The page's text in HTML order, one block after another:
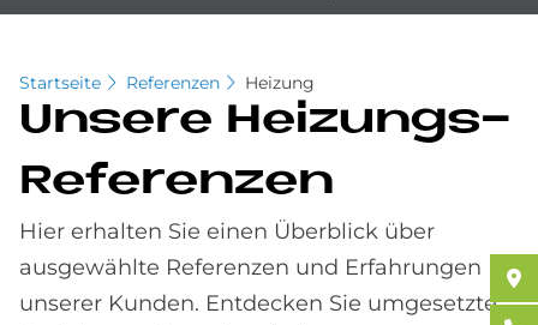
Startseite Referenzen Heizung
Un­se­re Hei­zun­gs-
Re­fe­ren­zen
Hier erhalten Sie einen Überblick über
ausgewählte Referenzen und Erfahrungen
unserer Kunden. Entdecken Sie umgesetzte